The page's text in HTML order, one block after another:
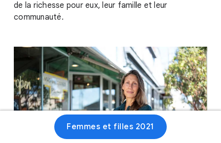
de la richesse pour eux, leur famille et leur
communauté.
Femmes et filles 2021